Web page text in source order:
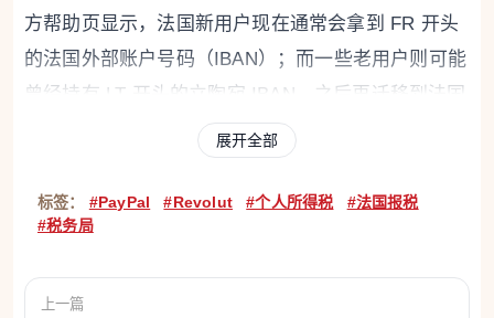
方帮助页显示，法国新用户现在通常会拿到 FR 开头
的法国外部账户号码（IBAN）；而一些老用户则可能
曾经持有 LT 开头的立陶宛 IBAN，之后再迁移到法国
实体。按照法国税务规则，需要申报的是在境外开
立、持有、使用或关闭的账户，所以如果你在 2025
年持有或使用的仍是 LT 等非 FR 的 IBAN，通常就应
按境外账户申报；如果你现在持有的是 FR IBAN 的
围。不过，如果你的账户在 2025 年内经历了从 LT
展开全部
标签： #PayPal #Revolut #个人所得税
#法国报税
#税务局
上一篇